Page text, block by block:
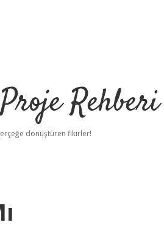
Rehberi
dönüştüren fikirler!